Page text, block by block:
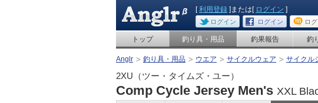
[利用登録 ]または[ ログイン ]
ログイン ログイン ロ
トップ 釣り具・用品 釣果報告 釣
Anglr 釣り具・用品 ウエア サイクルウェア サイクル
2XU（ツー・タイムズ・ユー）
Comp Cycle Jersey Men's XXL